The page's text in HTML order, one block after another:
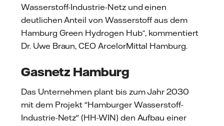
Wasserstoff-Industrie-Netz und einen
deutlichen Anteil von Wasserstoff aus dem
Hamburg Green Hydrogen Hub“, kommentiert
Dr. Uwe Braun, CEO ArcelorMittal Hamburg.
Gasnetz Hamburg
Das Unternehmen plant bis zum Jahr 2030
mit dem Projekt "Hamburger Wasserstoff-
Industrie-Netz" (HH-WIN) den Aufbau einer